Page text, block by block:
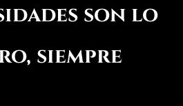
son lo
siempre